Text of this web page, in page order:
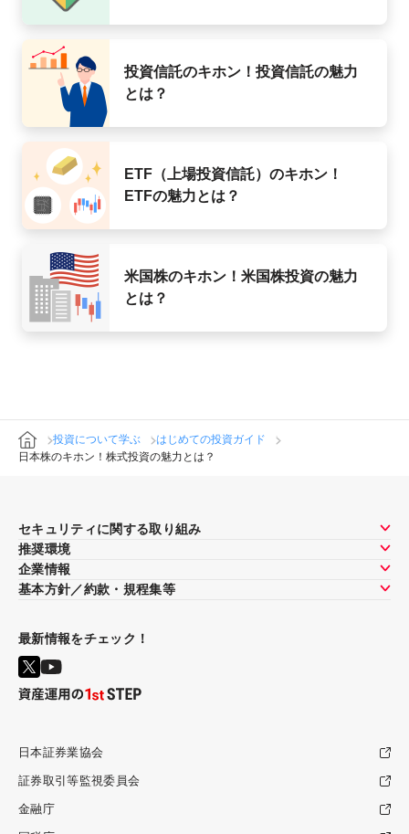
投資信託のキホン！投資信託の魅力
とは？
ETF（上場投資信託）のキホン！
ETFの魅力とは？
米国株のキホン！米国株投資の魅力
とは？
投資について学ぶ
はじめての投資ガイド
日本株のキホン！株式投資の魅力とは？
セキュリティに関する取り組み
推奨環境
企業情報
基本方針／約款・規程集等
最新情報をチェック！
日本証券業協会
証券取引等監視委員会
金融庁